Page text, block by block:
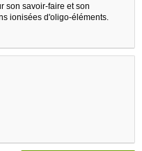
son savoir-faire et son
ionisées d'oligo-éléments.